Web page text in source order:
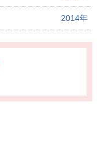
2014年